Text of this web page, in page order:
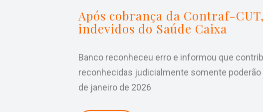
Após cobrança da Contraf-
indevidos do Saúde Caixa
Banco reconheceu erro e informou que
reconhecidas judicialmente somente
de janeiro de 2026